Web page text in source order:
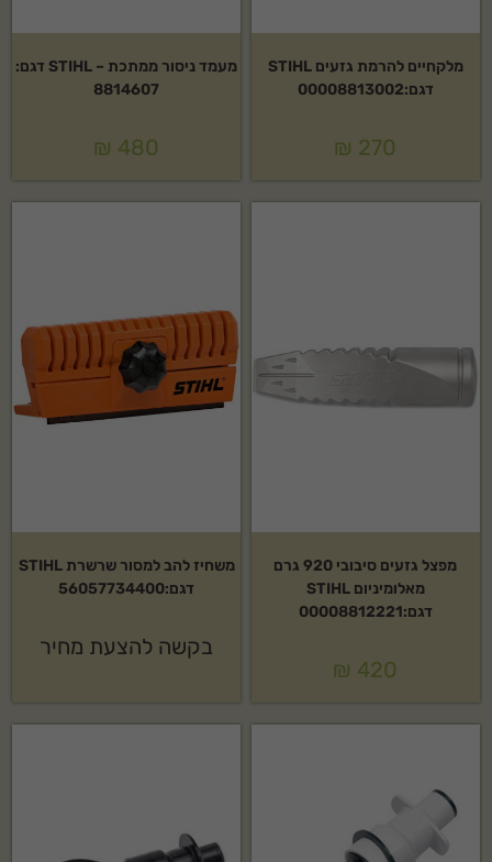
מלקחיים להרמת גזעים STIHL
דגם:00008813002
₪ 270
מעמד ניסור ממתכת – STIHL דגם:
8814607
₪ 480
מפצל גזעים סיבובי 920 גרם
מאלומיניום STIHL
דגם:00008812221
₪ 420
משחיז להב למסור שרשרת STIHL
דגם:56057734400
בקשה להצעת מחיר